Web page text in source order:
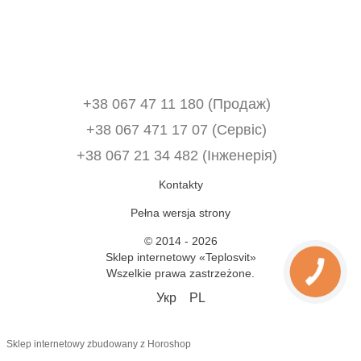
+38 067 47 11 180 (Продаж)
+38 067 471 17 07 (Сервіс)
‎+38 067 21 34 482 (Інженерія)
Kontakty
Pełna wersja strony
© 2014 - 2026
Sklep internetowy «Teplosvit»
Wszelkie prawa zastrzeżone.
Укр PL
Sklep internetowy zbudowany z Horoshop